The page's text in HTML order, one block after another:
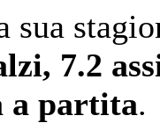
sua
7.2
a partita.